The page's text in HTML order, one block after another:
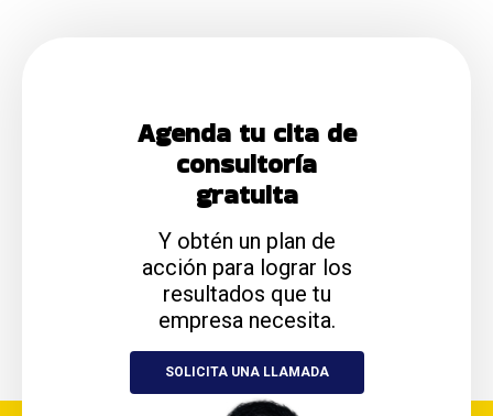
Agenda tu cita de
consultoría
gratuita
Y obtén un plan de
acción para lograr los
resultados que tu
empresa necesita.
SOLICITA UNA LLAMADA